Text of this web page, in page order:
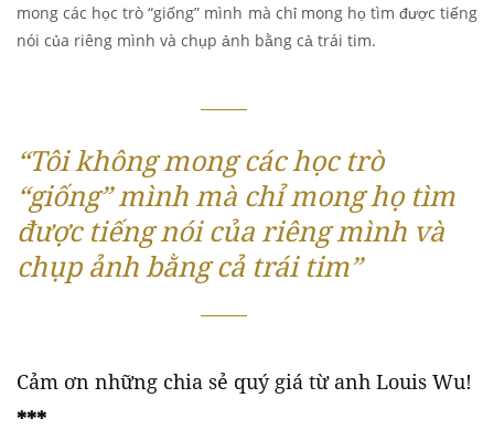
mong các học trò “giống” mình mà chỉ mong họ tìm được tiếng
nói của riêng mình và chụp ảnh bằng cả trái tim.
“Tôi không mong các học trò
“giống” mình mà chỉ mong họ tìm
được tiếng nói của riêng mình và
chụp ảnh bằng cả trái tim”
Cảm ơn những chia sẻ quý giá từ anh Louis Wu!
***